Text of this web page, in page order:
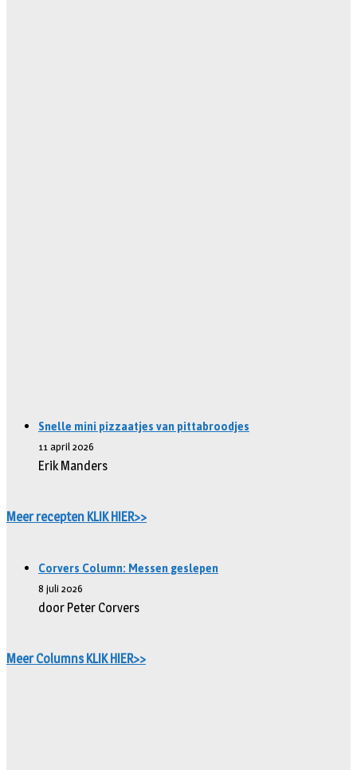
Snelle mini pizzaatjes van pittabroodjes
11 april 2026
Erik Manders
Meer recepten KLIK HIER>>
Corvers Column: Messen geslepen
8 juli 2026
door Peter Corvers
Meer Columns KLIK HIER>>